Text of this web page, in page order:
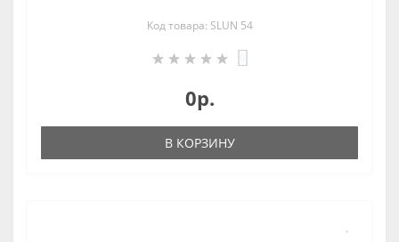
Код товара: SLUN 54
0р.
В КОРЗИНУ